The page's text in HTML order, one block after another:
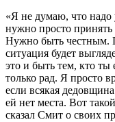
«Я не думаю, что надо
нужно просто принять
Нужно быть честным.
ситуация будет
это и быть тем, кто ты
только рад. Я просто
если всякая
ей нет места. Вот
сказал Смит о своих